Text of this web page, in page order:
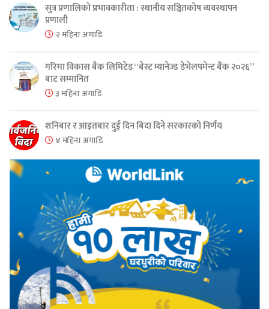
सुत्र प्रणालिको प्रभावकारीता : स्थानीय सञ्चितकोष व्यवस्थापन
प्रणाली
२ महिना अगाडि
गरिमा विकास बैंक लिमिटेड “बेस्ट म्यानेज्ड डेभेलपमेन्ट बैंक २०२६”
बाट सम्मानित
३ महिना अगाडि
शनिबार र आइतबार दुई दिन बिदा दिने सरकारको निर्णय
४ महिना अगाडि